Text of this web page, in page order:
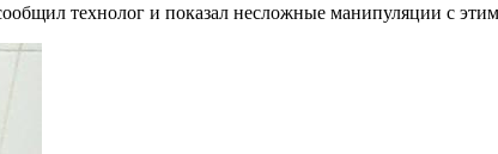
технолог и показал несложные манипуляции с